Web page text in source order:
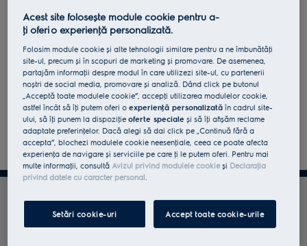
Profită la maxim de
Electrolux
Acest site folosește module cookie pentru a-
ţi oferi o experienţă personalizată.
Folosim module cookie și alte tehnologii similare pentru a ne îmbunătăţi
site-ul, precum și în scopuri de marketing și promovare. De asemenea,
partajăm informaţii despre modul în care utilizezi site-ul, cu partenerii
noștri de social media, promovare și analiză. Dând click pe butonul
„Acceptă toate modulele cookie”, accepţi utilizarea modulelor cookie,
astfel încât să îţi putem oferi oexperienţă personalizată în cadrul site-
ului, să îţi punem la dispoziţieoferte speciale și să îţi afișăm reclame
adaptate preferinţelor. Dacă alegi să dai click pe „Continuă fără a
accepta”, blochezi modulele cookie neesenţiale, ceea ce poate afecta
experienţa de navigare și serviciile pe care ţi le putem oferi. Pentru mai
multe informaţii, consultă Avizul privind modulele cookieși Declaraţia
privind datele cu caracter personal.
Setări cookie-uri Accept toate cookie-urile